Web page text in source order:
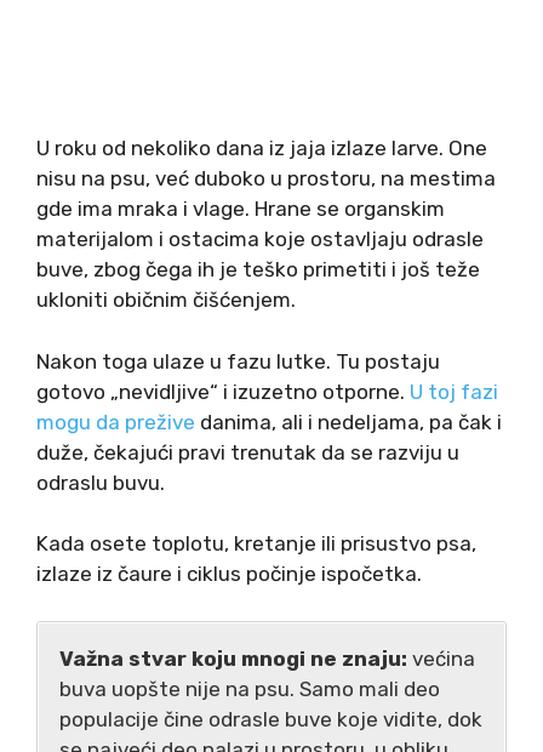
U roku od nekoliko dana iz jaja izlaze larve. One
nisu na psu, već duboko u prostoru, na mestima
gde ima mraka i vlage. Hrane se organskim
materijalom i ostacima koje ostavljaju odrasle
buve, zbog čega ih je teško primetiti i još teže
ukloniti običnim čišćenjem.
Nakon toga ulaze u fazu lutke. Tu postaju
gotovo „nevidljive“ i izuzetno otporne. U toj fazi
mogu da prežive danima, ali i nedeljama, pa čak i
duže, čekajući pravi trenutak da se razviju u
odraslu buvu.
Kada osete toplotu, kretanje ili prisustvo psa,
izlaze iz čaure i ciklus počinje ispočetka.
Važna stvar koju mnogi ne znaju: većina
buva uopšte nije na psu. Samo mali deo
populacije čine odrasle buve koje vidite, dok